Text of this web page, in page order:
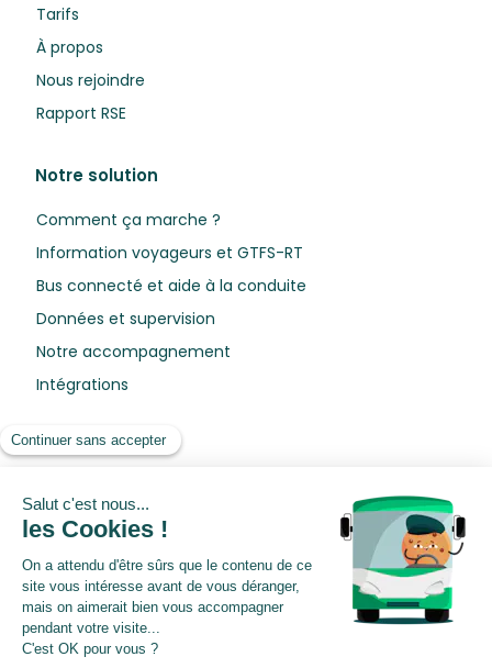
Tarifs
À propos
Nous rejoindre
Rapport RSE
Notre solution
Comment ça marche ?
Information voyageurs et GTFS-RT
Bus connecté et aide à la conduite
Données et supervision
Notre accompagnement
Intégrations
Ressources
Livres blancs
Webinars
Centre de préférences